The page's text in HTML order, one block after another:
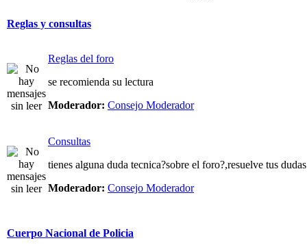
Reglas y consultas
Reglas del foro
se recomienda su lectura
Moderador: Consejo Moderador
Consultas
tienes alguna duda tecnica?sobre el foro?,resuelve tus
Moderador: Consejo Moderador
Cuerpo Nacional de Policia